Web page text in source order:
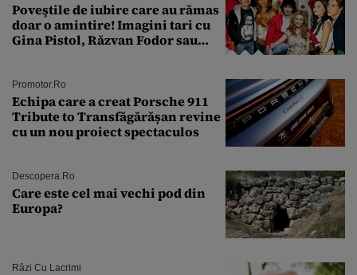
Poveştile de iubire care au rămas
doar o amintire! Imagini tari cu
Gina Pistol, Răzvan Fodor sau
Promotor.ro
Echipa care a creat Porsche 911
Tribute to Transfăgărășan revine
cu un nou proiect spectaculos
Descopera.ro
Care este cel mai vechi pod din
Europa?
Râzi Cu Lacrimi